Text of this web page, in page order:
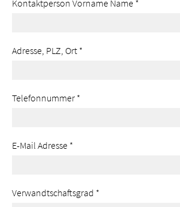
Kontaktperson Vorname Name *
Adresse, PLZ, Ort *
Telefonnummer *
E-Mail Adresse *
Verwandtschaftsgrad *